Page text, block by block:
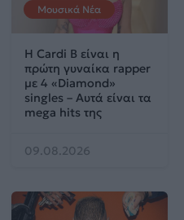
Μουσικά Νέα
Η Cardi B είναι η
πρώτη γυναίκα rapper
με 4 «Diamond»
singles – Αυτά είναι τα
mega hits της
09.08.2026